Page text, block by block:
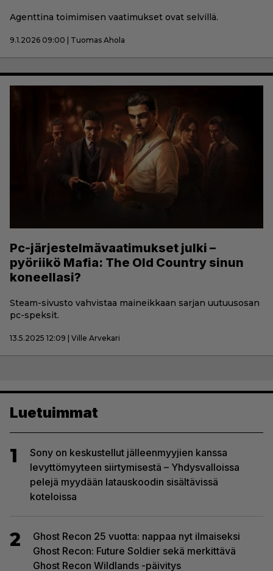
Agenttina toimimisen vaatimukset ovat selvillä.
9.1.2026 09:00 | Tuomas Ahola
Pc-järjestelmävaatimukset julki –
pyöriikö Mafia: The Old Country sinun
koneellasi?
Steam-sivusto vahvistaa maineikkaan sarjan uutuusosan
pc-speksit.
13.5.2025 12:09 | Ville Arvekari
Luetuimmat
1
Sony on keskustellut jälleenmyyjien kanssa
levyttömyyteen siirtymisestä – Yhdysvalloissa
pelejä myydään latauskoodin sisältävissä
koteloissa
2
Ghost Recon 25 vuotta: nappaa nyt ilmaiseksi
Ghost Recon: Future Soldier sekä merkittävä
Ghost Recon Wildlands -päivitys